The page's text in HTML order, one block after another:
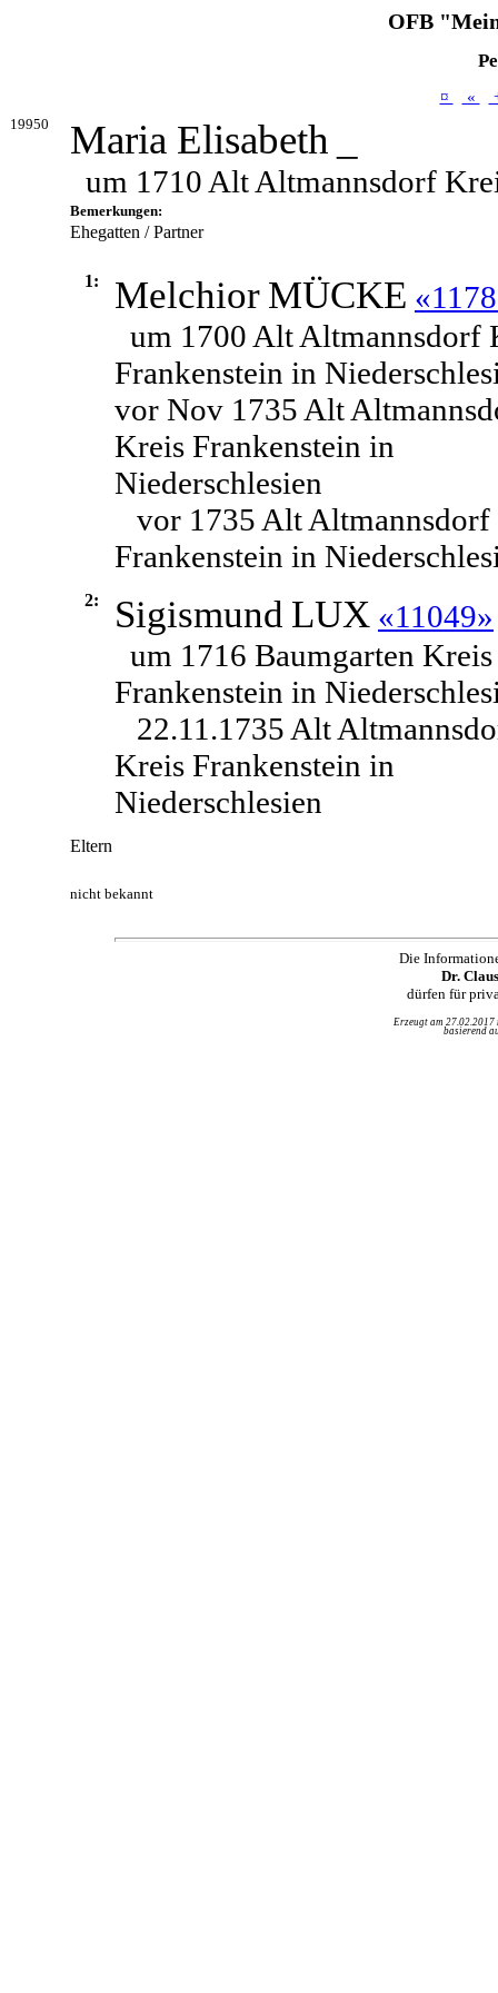
OFB
¤ «
19950 Maria Elisabeth
um 1710 Alt Altmannsdorf
Bemerkungen:
Ehegatten / Partner
1: Melchior MÜCKE
um 1700 Alt Altmannsdorf
Frankenstein in
vor Nov 1735 Alt
Kreis Frankenstein in
Niederschlesien
vor 1735 Alt Altmannsdorf
Frankenstein in
2: Sigismund LUX «11049»
um 1716 Baumgarten Kreis
Frankenstein in
22.11.1735 Alt
Kreis Frankenstein in
Niederschlesien
Eltern
nicht bekannt
Die
Dr.
dürfen für
Erzeugt am
basierend